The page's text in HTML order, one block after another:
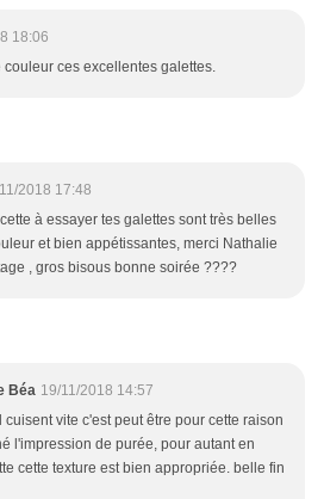
18:06
couleur ces excellentes galettes.
2018 17:48
à essayer tes galettes sont très belles
et bien appétissantes, merci Nathalie
, gros bisous bonne soirée ????
Béa 19/11/2018 14:57
cuisent vite c'est peut être pour cette raison
l'impression de purée, pour autant en
cette texture est bien appropriée. belle fin